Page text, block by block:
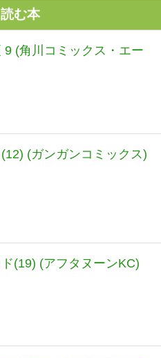
む本
9 (角川コミックス・エー
(ガンガンコミックス)
(19) (アフタヌーンKC)